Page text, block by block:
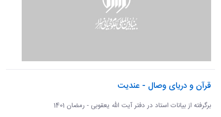
قرآن و دریای وصال - عندیت
برگرفته از بیانات استاد در دفتر آیت الله یعقوبی - رمضان 1401